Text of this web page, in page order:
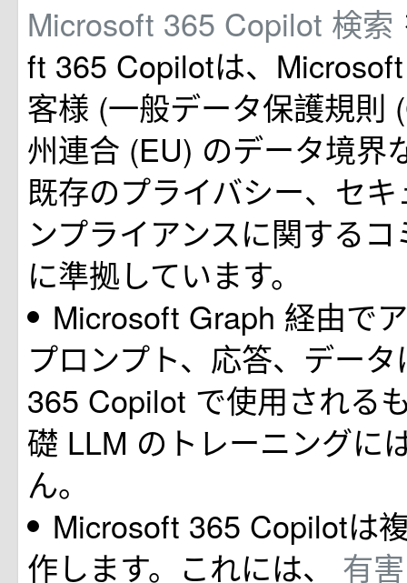
Microsoft 365 Copilot 検索
ft 365 Copilotは、
客様 (一般データ保護規則
州連合 (EU) のデータ境界
既存のプライバシー、セ
ンプライアンスに関する
に準拠しています。
Microsoft Graph 経由で
プロンプト、応答、デー
365 Copilot で使用される
礎 LLM のトレーニングに
ん。
Microsoft 365 Copilotは
作します。これには、 有